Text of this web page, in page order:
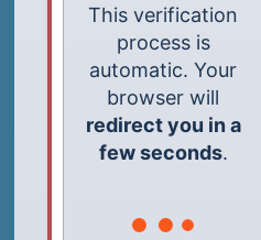
This verification
process is
automatic. Your
browser will
redirect you in a
few seconds.